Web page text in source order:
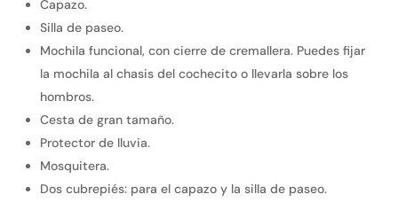
Capazo.
Silla de paseo.
Mochila funcional, con cierre de cremallera. Puedes fijar
la mochila al chasis del cochecito o llevarla sobre los
hombros.
Cesta de gran tamaño.
Protector de lluvia.
Mosquitera.
Dos cubrepiés: para el capazo y la silla de paseo.